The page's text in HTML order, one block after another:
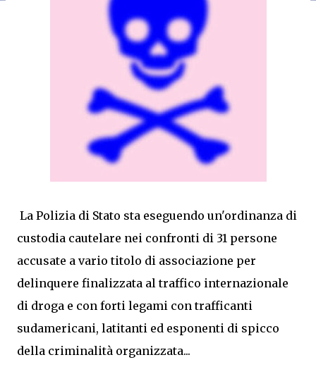
La Polizia di Stato sta eseguendo un'ordinanza di
custodia cautelare nei confronti di 31 persone
accusate a vario titolo di associazione per
delinquere finalizzata al traffico internazionale
di droga e con forti legami con trafficanti
sudamericani, latitanti ed esponenti di spicco
della criminalità organizzata...